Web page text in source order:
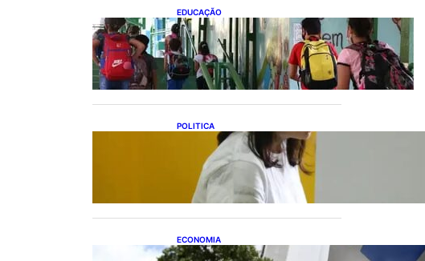
EDUCAÇÃO
Ensino fundamental
melhora nas redes
municipais
POLITICA
Justiça Eleitoral prevê
orçamento de R$ 13,9
bilhões para 2027; proposta
segue para PLOA
ECONOMIA
Receita Federal: novo